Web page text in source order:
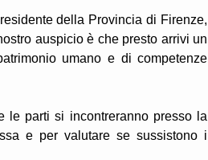
della Provincia di Firenze,
auspicio è che presto arrivi un
umano e di competenze
le parti si incontreranno presso la
e per valutare se sussistono i